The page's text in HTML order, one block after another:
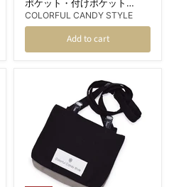
ポケット・付けポケット
（2wayタイプ） ショルダー
ベルト付き くすみ無地 くすみ
COLORFUL CANDY STYLE
Add to cart